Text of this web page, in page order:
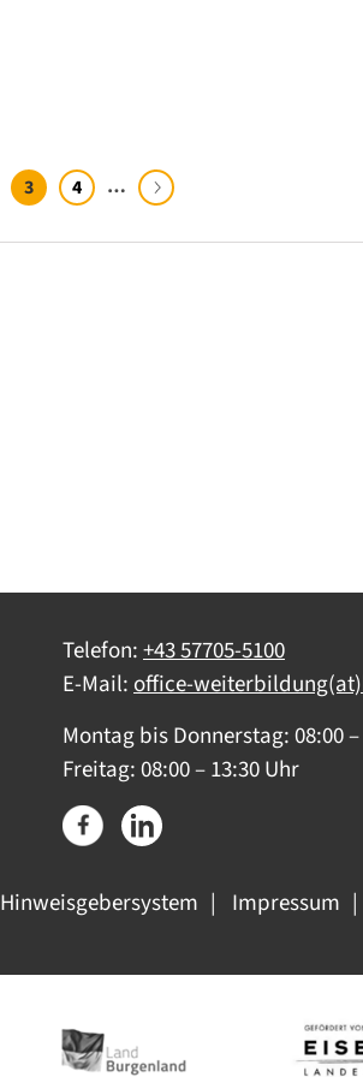
3 4 …
Telefon:+43 57705-5100
E-Mail:office-
Montag bis Donnerstag: 08:00
Freitag: 08:00 – 13:30 Uhr
Hinweisgebersystem Impressum